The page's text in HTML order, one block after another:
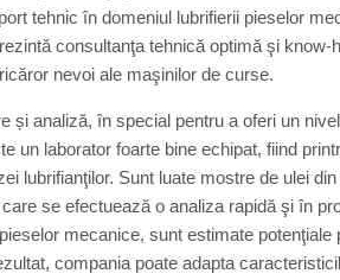
tehnic în domeniul lubrifierii pieselor
consultanţa tehnică optimă şi know-
nevoi ale maşinilor de curse.
și analiză, în special pentru a oferi un
un laborator foarte bine echipat, fiind
lubrifianţilor. Sunt luate mostre de ulei
se efectuează o analiza rapidă şi în
mecanice, sunt estimate
compania poate adapta